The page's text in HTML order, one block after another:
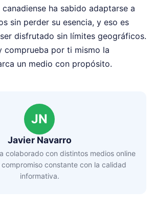
ha sabido adaptarse a
sin perder su esencia, y eso es
disfrutado sin límites geográficos.
comprueba por ti mismo la
un medio con propósito.
JN
Javier Navarro
colaborado con distintos medios online
constante con la calidad
informativa.